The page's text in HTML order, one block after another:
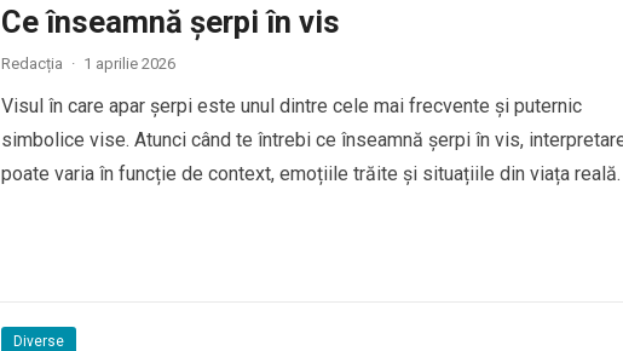
Ce înseamnă șerpi în vis
Redacția · 1 aprilie 2026
Visul în care apar șerpi este unul dintre cele mai frecvente și puternic
simbolice vise. Atunci când te întrebi ce înseamnă șerpi în vis,
poate varia în funcție de context, emoțiile trăite și situațiile din viața
Diverse